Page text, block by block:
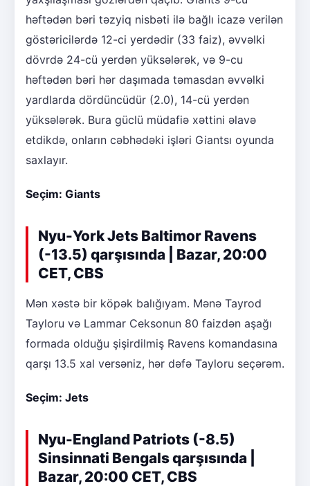
həftədən bəri təzyiq nisbəti ilə bağlı icazə verilən
göstəricilərdə 12-ci yerdədir (33 faiz), əvvəlki
dövrdə 24-cü yerdən yüksələrək, və 9-cu
həftədən bəri hər daşımada təmasdan əvvəlki
yardlarda dördüncüdür (2.0), 14-cü yerdən
yüksələrək. Bura güclü müdafiə xəttini əlavə
etdikdə, onların cəbhədəki işləri Giantsı oyunda
saxlayır.
Seçim: Giants
Nyu-York Jets Baltimor Ravens
(-13.5) qarşısında | Bazar, 20:00
CET, CBS
Mən xəstə bir köpək balığıyam. Mənə Tayrod
Tayloru və Lammar Ceksonun 80 faizdən aşağı
formada olduğu şişirdilmiş Ravens komandasına
qarşı 13.5 xal versəniz, hər dəfə Tayloru seçərəm.
Seçim: Jets
Nyu-England Patriots (-8.5)
Sinsinnati Bengals qarşısında |
Bazar, 20:00 CET, CBS